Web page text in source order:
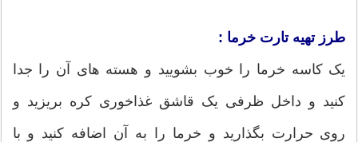
طرز تهیه تارت خرما :
یک کاسه خرما را خوب بشویید و هسته های آن را جدا
کنید و داخل ظرفی یک قاشق غذاخوری کره بریزید و
روی حرارت بگذارید و خرما را به آن اضافه کنید و با